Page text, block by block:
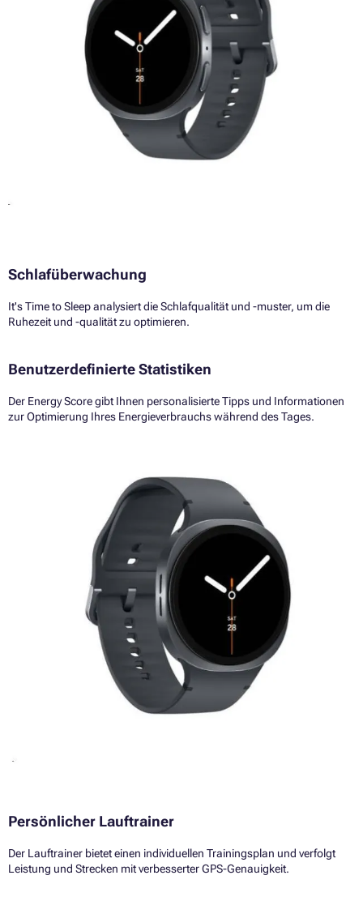
Schlafüberwachung
It's Time to Sleep analysiert die Schlafqualität und -muster, um die
Ruhezeit und -qualität zu optimieren.
Benutzerdefinierte Statistiken
Der Energy Score gibt Ihnen personalisierte Tipps und Informationen
zur Optimierung Ihres Energieverbrauchs während des Tages.
Persönlicher Lauftrainer
Der Lauftrainer bietet einen individuellen Trainingsplan und verfolgt
Leistung und Strecken mit verbesserter GPS-Genauigkeit.